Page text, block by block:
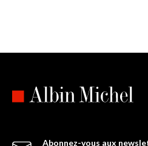
Abonnez-vous aux